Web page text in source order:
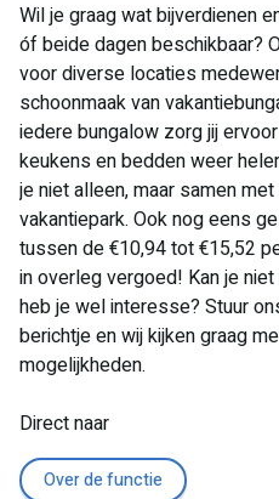
Wil je graag wat bijverdienen
óf beide dagen beschikbaar?
voor diverse locaties
schoonmaak van
iedere bungalow zorg jij
keukens en bedden weer
je niet alleen, maar samen
vakantiepark. Ook nog eens
tussen de €10,94 tot €15,52
in overleg vergoed! Kan je
heb je wel interesse? Stuur
berichtje en wij kijken graag
mogelijkheden.
Direct naar
Over de functie